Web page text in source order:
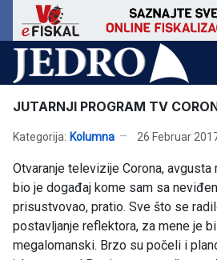
JUTARNJI PROGRAM TV
Kategorija: Kolumna 26 Februar
Otvaranje televizije Corona,
bio je događaj kome sam sa
prisustvovao, pratio. Sve što se
postavljanje reflektora, za mene je
megalomanski. Brzo su počeli i